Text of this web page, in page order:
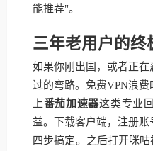
能推荐"。
三年老用户的终
如果你刚出国，或者正
过的弯路。免费VPN浪
上番茄加速器这类专业
益。下载客户端，注册账
四步搞定。之后打开咪